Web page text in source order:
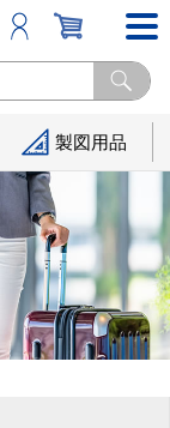
製図用品